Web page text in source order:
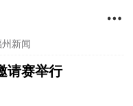

州新闻
请赛举行